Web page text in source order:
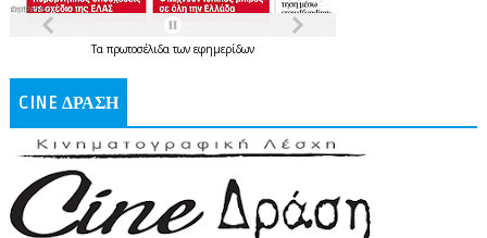
Τα πρωτοσέλιδατων εφημερίδων
CINE ΔΡΑΣΗ